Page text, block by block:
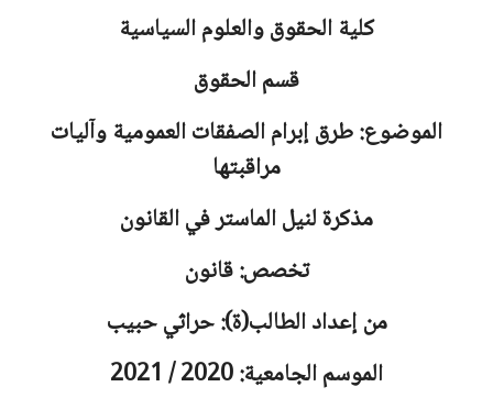
كلية الحقوق والعلوم السياسية
قسم الحقوق
الموضوع: طرق إبرام الصفقات العمومية وآليات
مراقبتها
مذكرة لنيل الماستر في القانون
تخصص: قانون
من إعداد الطالب(ة): حراثي حبيب
الموسم الجامعية: 2020 / 2021